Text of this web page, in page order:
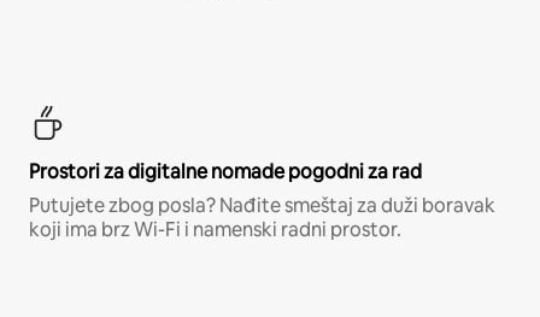
Prostori za digitalne nomade pogodni za rad
Putujete zbog posla? Nađite smeštaj za duži boravak
koji ima brz Wi-Fi i namenski radni prostor.